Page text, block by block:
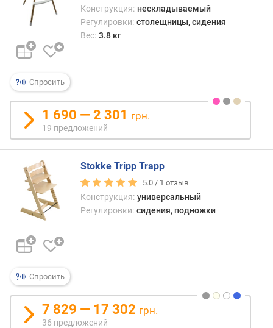
д
а
е
д
б
а
л
н
я
п
о
о
л
ч
е
с
т
Спросить
Конструкция: нескладываемый
Регулировки: столещницы, сидения
Вес: 3.8 кг
1 690 — 2 301 грн.
19 предложений
Спросить
Stokke Tripp Trapp
5.0 / 1 отзыв
Конструкция: универсальный
Регулировки: сидения, подножки
7 829 — 17 302 грн.
36 предложений